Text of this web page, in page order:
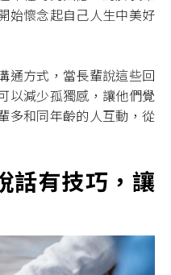
始懷念起自己人生中美好
通方式，當長輩說這些回
以減少孤獨感，讓他們覺
多和同年齡的人互動，從
話有技巧，讓